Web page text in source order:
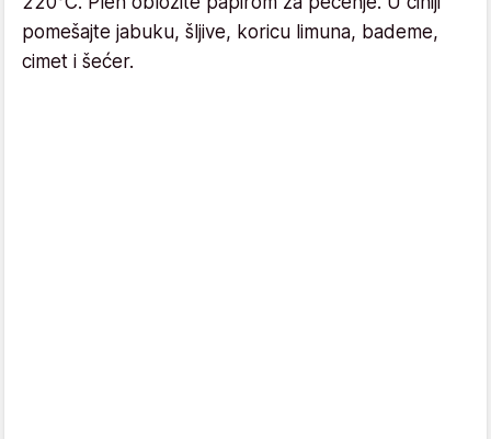
pomešajte jabuku, šljive, koricu limuna, bademe,
cimet i šećer.